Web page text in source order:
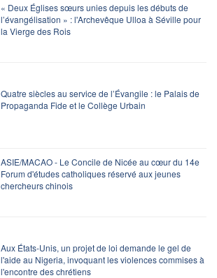
« Deux Églises sœurs unies depuis les débuts de
l’évangélisation » : l'Archevêque Ulloa à Séville pour
la Vierge des Rois
Quatre siècles au service de l’Évangile : le Palais de
Propaganda Fide et le Collège Urbain
ASIE/MACAO - Le Concile de Nicée au cœur du 14e
Forum d'études catholiques réservé aux jeunes
chercheurs chinois
Aux États-Unis, un projet de loi demande le gel de
l'aide au Nigeria, invoquant les violences commises à
l'encontre des chrétiens